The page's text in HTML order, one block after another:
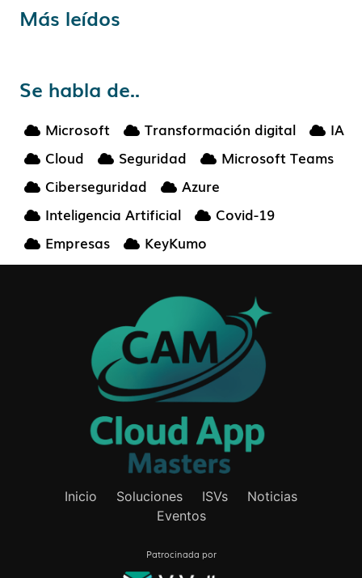
Más leídos
Se habla de..
Microsoft Transformación digital
IA
Cloud
Seguridad
Microsoft Teams
Ciberseguridad
Azure
Inteligencia Artificial
Covid-19
Empresas
KeyKumo
Inicio Soluciones ISVs
Noticias
Eventos
Patrocinada por